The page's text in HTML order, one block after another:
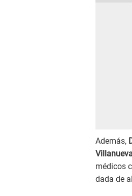
Además,
médicos
dada de